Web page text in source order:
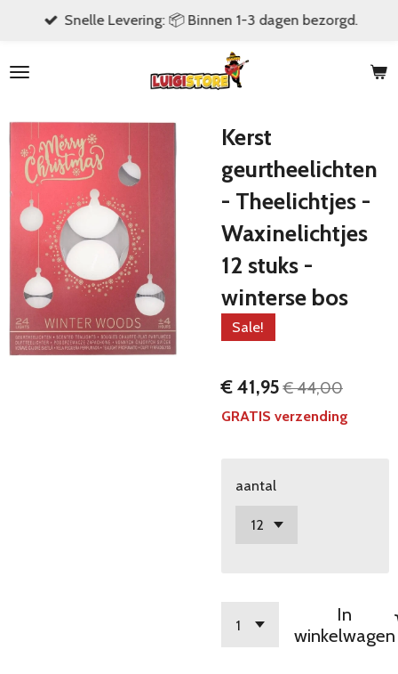
naar
hoofdinhoud
Snelle Levering: 📦 Binnen 1-3 dagen bezorgd.
Kerst
geurtheelichten
- Theelichtjes -
Waxinelichtjes
12 stuks -
winterse bos
Sale!
€ 41,95 € 44,00
GRATIS verzending
aantal
In
winkelwagen